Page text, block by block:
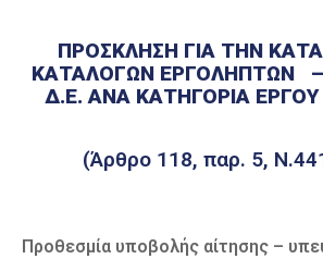
ΠΡΟΣΚΛΗΣΗ ΓΙΑ ΤΗΝ
ΚΑΤΑΛΟΓΩΝ ΕΡΓΟΛΗΠΤΩΝ
Δ.Ε. ΑΝΑ ΚΑΤΗΓΟΡΙΑ
(Άρθρο 118, παρ. 5,
Προθεσμία υποβολής αίτησης –